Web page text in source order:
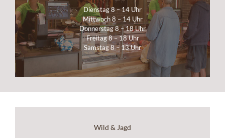
Dienstag 8 – 14 Uhr
Mittwoch 8 – 14 Uhr
Donnerstag 8 – 18 Uhr
Freitag 8 – 18 Uhr
Samstag 8 – 13 Uhr
Wild & Jagd